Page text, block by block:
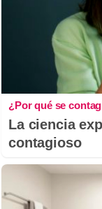
¿Por qué se
La ciencia
contagioso